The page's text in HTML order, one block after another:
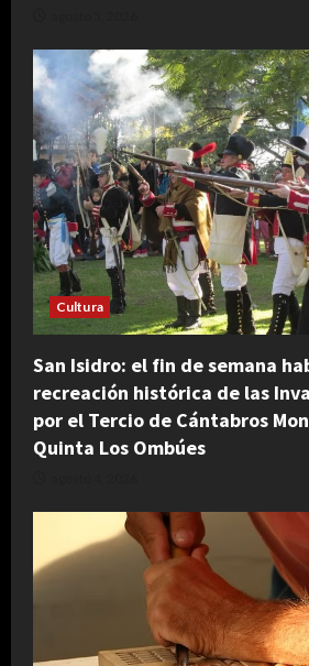
Cultura
San Isidro: el fin de semana
recreación histórica de las
por el Tercio de Cántabros
Quinta Los Ombúes